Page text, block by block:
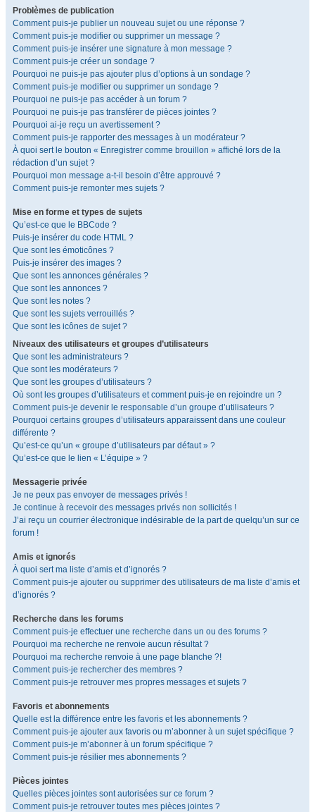
Problèmes de publication
Comment puis-je publier un nouveau sujet ou une réponse ?
Comment puis-je modifier ou supprimer un message ?
Comment puis-je insérer une signature à mon message ?
Comment puis-je créer un sondage ?
Pourquoi ne puis-je pas ajouter plus d’options à un sondage ?
Comment puis-je modifier ou supprimer un sondage ?
Pourquoi ne puis-je pas accéder à un forum ?
Pourquoi ne puis-je pas transférer de pièces jointes ?
Pourquoi ai-je reçu un avertissement ?
Comment puis-je rapporter des messages à un modérateur ?
À quoi sert le bouton « Enregistrer comme brouillon » affiché lors de la
rédaction d’un sujet ?
Pourquoi mon message a-t-il besoin d’être approuvé ?
Comment puis-je remonter mes sujets ?
Mise en forme et types de sujets
Qu’est-ce que le BBCode ?
Puis-je insérer du code HTML ?
Que sont les émoticônes ?
Puis-je insérer des images ?
Que sont les annonces générales ?
Que sont les annonces ?
Que sont les notes ?
Que sont les sujets verrouillés ?
Que sont les icônes de sujet ?
Niveaux des utilisateurs et groupes d’utilisateurs
Que sont les administrateurs ?
Que sont les modérateurs ?
Que sont les groupes d’utilisateurs ?
Où sont les groupes d’utilisateurs et comment puis-je en rejoindre un ?
Comment puis-je devenir le responsable d’un groupe d’utilisateurs ?
Pourquoi certains groupes d’utilisateurs apparaissent dans une couleur
différente ?
Qu’est-ce qu’un « groupe d’utilisateurs par défaut » ?
Qu’est-ce que le lien « L’équipe » ?
Messagerie privée
Je ne peux pas envoyer de messages privés !
Je continue à recevoir des messages privés non sollicités !
J’ai reçu un courrier électronique indésirable de la part de quelqu’un sur ce
forum !
Amis et ignorés
À quoi sert ma liste d’amis et d’ignorés ?
Comment puis-je ajouter ou supprimer des utilisateurs de ma liste d’amis et
d’ignorés ?
Recherche dans les forums
Comment puis-je effectuer une recherche dans un ou des forums ?
Pourquoi ma recherche ne renvoie aucun résultat ?
Pourquoi ma recherche renvoie à une page blanche ?!
Comment puis-je rechercher des membres ?
Comment puis-je retrouver mes propres messages et sujets ?
Favoris et abonnements
Quelle est la différence entre les favoris et les abonnements ?
Comment puis-je ajouter aux favoris ou m’abonner à un sujet spécifique ?
Comment puis-je m’abonner à un forum spécifique ?
Comment puis-je résilier mes abonnements ?
Pièces jointes
Quelles pièces jointes sont autorisées sur ce forum ?
Comment puis-je retrouver toutes mes pièces jointes ?